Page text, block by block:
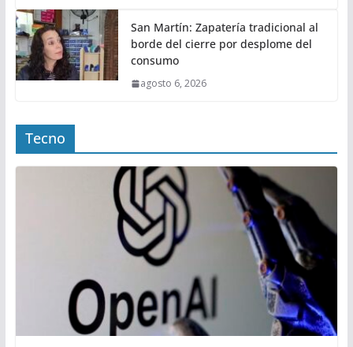
San Martín: Zapatería tradicional al
borde del cierre por desplome del
consumo
agosto 6, 2026
Tecno